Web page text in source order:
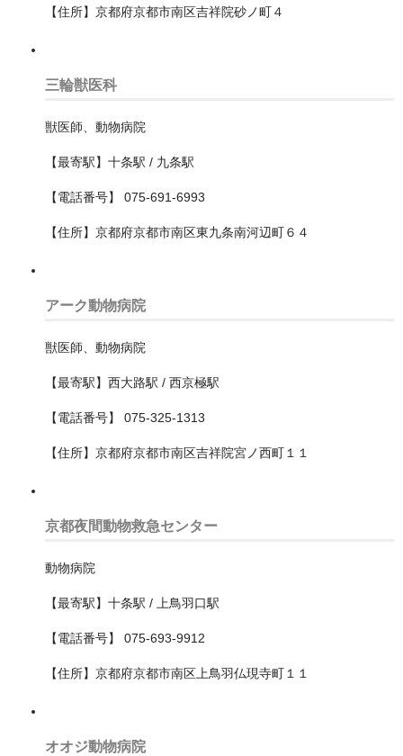
緑区
都筑区
金沢区
青葉区
鶴見区
横須賀市
中央区
南区
緑区
茅ヶ崎市
藤沢市
福井県
福岡県
福島県
【住所】京都府京都市南区吉祥院砂ノ町４
三輪獣医科
獣医師、動物病院
【最寄駅】十条駅 / 九条駅
【電話番号】 075-691-6993
【住所】京都府京都市南区東九条南河辺町６４
アーク動物病院
獣医師、動物病院
【最寄駅】西大路駅 / 西京極駅
【電話番号】 075-325-1313
【住所】京都府京都市南区吉祥院宮ノ西町１１
京都夜間動物救急センター
動物病院
【最寄駅】十条駅 / 上鳥羽口駅
【電話番号】 075-693-9912
【住所】京都府京都市南区上鳥羽仏現寺町１１
オオジ動物病院